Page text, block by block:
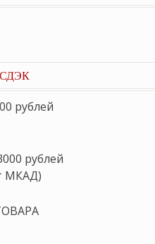
СДЭК
рублей
рублей
МКАД)